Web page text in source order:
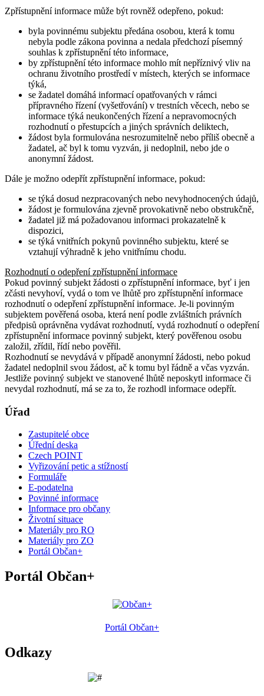
Zpřístupnění informace může být rovněž odepřeno, pokud:
byla povinnému subjektu předána osobou, která k tomu
nebyla podle zákona povinna a nedala předchozí písemný
souhlas k zpřístupnění této informace,
by zpřístupnění této informace mohlo mít nepříznivý vliv na
ochranu životního prostředí v místech, kterých se informace
týká,
se žadatel domáhá informací opatřovaných v rámci
přípravného řízení (vyšetřování) v trestních věcech, nebo se
informace týká neukončených řízení a nepravomocných
rozhodnutí o přestupcích a jiných správních deliktech,
žádost byla formulována nesrozumitelně nebo příliš obecně a
žadatel, ač byl k tomu vyzván, ji nedoplnil, nebo jde o
anonymní žádost.
Dále je možno odepřít zpřístupnění informace, pokud:
se týká dosud nezpracovaných nebo nevyhodnocených údajů,
žádost je formulována zjevně provokativně nebo obstrukčně,
žadatel již má požadovanou informaci prokazatelně k
dispozici,
se týká vnitřních pokynů povinného subjektu, které se
vztahují výhradně k jeho vnitřnímu chodu.
Rozhodnutí o odepření zpřístupnění informace
Pokud povinný subjekt žádosti o zpřístupnění informace, byť i jen
zčásti nevyhoví, vydá o tom ve lhůtě pro zpřístupnění informace
rozhodnutí o odepření zpřístupnění informace. Je-li povinným
subjektem pověřená osoba, která není podle zvláštních právních
předpisů oprávněna vydávat rozhodnutí, vydá rozhodnutí o odepření
zpřístupnění informace povinný subjekt, který pověřenou osobu
založil, zřídil, řídí nebo pověřil.
Rozhodnutí se nevydává v případě anonymní žádosti, nebo pokud
žadatel nedoplnil svou žádost, ač k tomu byl řádně a včas vyzván.
Jestliže povinný subjekt ve stanovené lhůtě neposkytl informace či
nevydal rozhodnutí, má se za to, že rozhodl informace odepřít.
Úřad
Zastupitelé obce
Úřední deska
Czech POINT
Vyřizování petic a stížností
Formuláře
E-podatelna
Povinné informace
Informace pro občany
Životní situace
Materiály pro RO
Materiály pro ZO
Portál Občan+
Portál Občan+
Portál Občan+
Odkazy